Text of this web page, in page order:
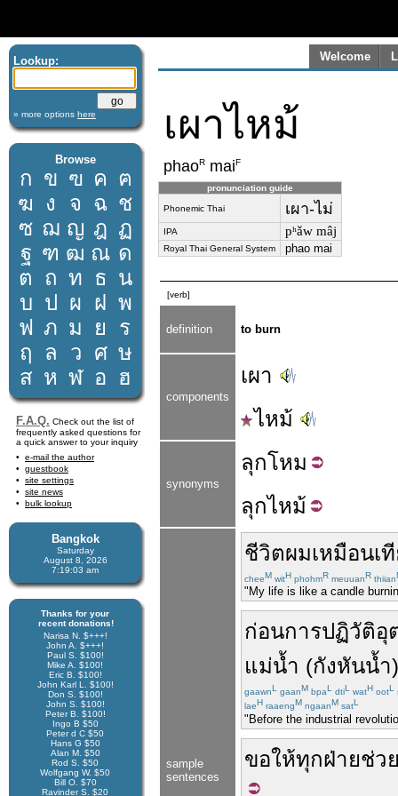
Lookup:
» more options here
Browse
ก ข ฃ ค ฅ
ฆ ง จ ฉ ช
ซ ฌ ญ ฎ ฏ
ฐ ฑ ฒ ณ ด
ต ถ ท ธ น
บ ป ผ ฝ พ
ฟ ภ ม ย
ร
ฤ
ล ว ศ ษ
ส ห ฬ อ ฮ
F.A.Q. Check out the list of
frequently asked questions for
a quick answer to your inquiry
e-mail the author
guestbook
site settings
site news
bulk lookup
Bangkok
Saturday
August 8, 2026
7:19:04 am
Thanks for your
recent donations!
Narisa N. $+++!
John A. $+++!
Paul S. $100!
Mike A. $100!
Eric B. $100!
John Karl L. $100!
Don S. $100!
John S. $100!
Peter B. $100!
Ingo B $50
Peter d C $50
Hans G $50
Alan M. $50
Rod S. $50
Wolfgang W. $50
Bill O. $70
Ravinder S. $20
Welcome
เผาไหม้
phaoR maiF
pronunciation guide
Phonemic Thai เผา-ไม่
IPA pʰǎw mâj
Royal Thai General System phao mai
[verb]
definition to burn
components
เผา
ไหม้
synonyms
ลุกโหม
ลุกไหม้
sample
sentences
ชีวิตผมเหมือนเ
cheeM witH phohmR meuuanR thiian
"My life is like a candle
ก่อนการปฏิวัติอุ
แม่น้ำ (กังหันน้ำ
gaawnL gaanM bpaL dtiL watH ootL
laeH raaengM ngaanM satL
"Before the industrial
ขอให้ทุกฝ่ายช่ว